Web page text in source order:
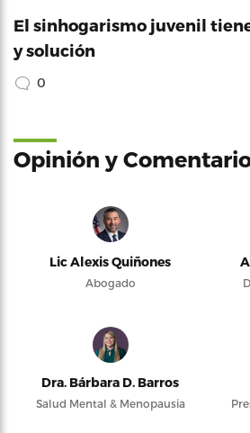
El sinhogarismo juvenil
y solución
0
Opinión y
Lic Alexis Quiñones
Abogado
Dra. Bárbara D. Barros
Salud Mental & Menopausia